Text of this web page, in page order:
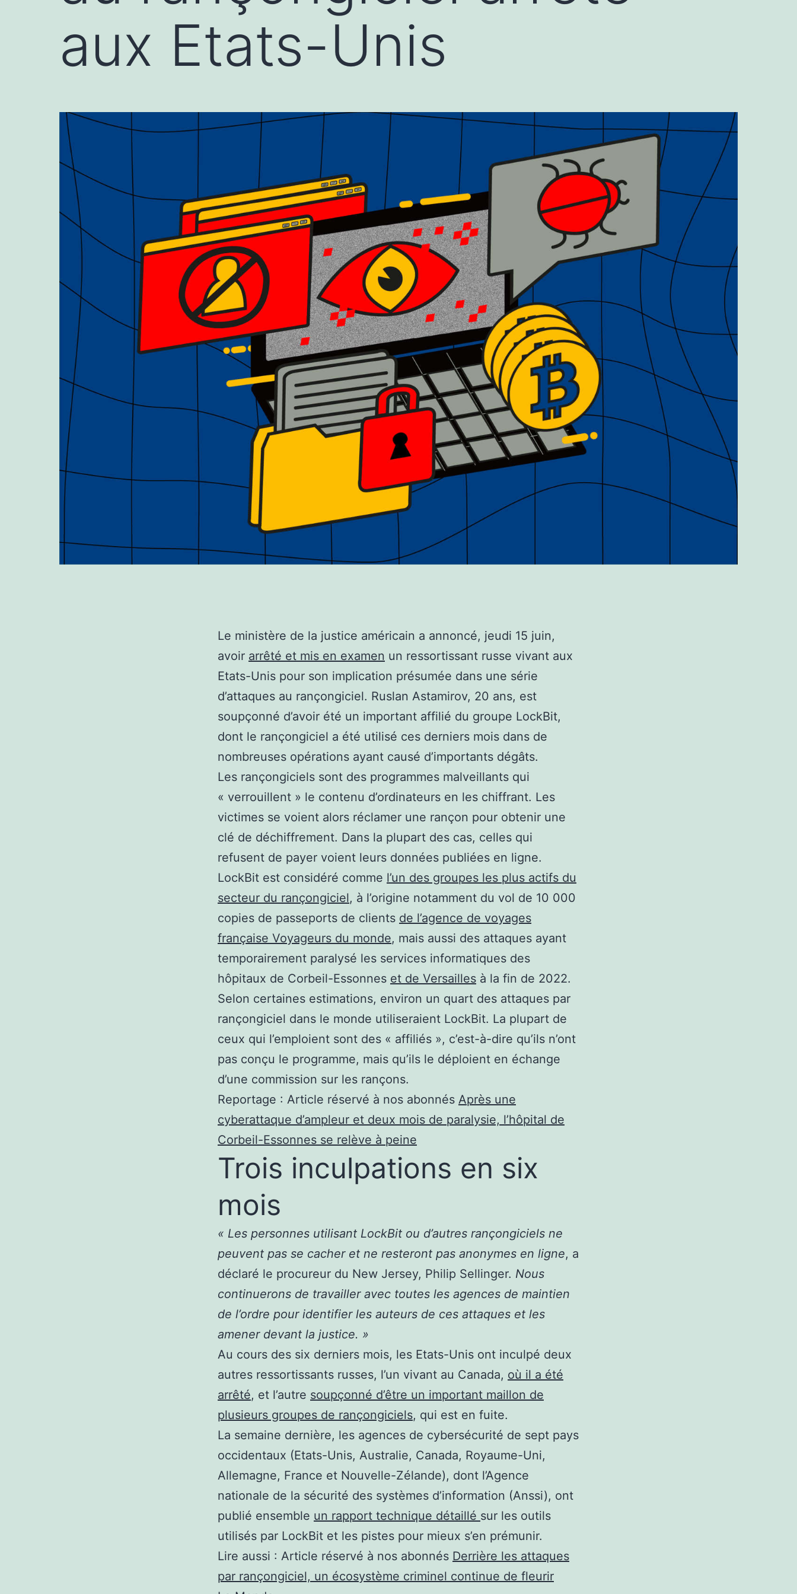
aux Etats-Unis
Le ministère de la justice américain a annoncé, jeudi 15 juin,
avoir arrêté et mis en examen un ressortissant russe vivant aux
Etats-Unis pour son implication présumée dans une série
d’attaques au rançongiciel. Ruslan Astamirov, 20 ans, est
soupçonné d’avoir été un important affilié du groupe LockBit,
dont le rançongiciel a été utilisé ces derniers mois dans de
nombreuses opérations ayant causé d’importants dégâts.
Les rançongiciels sont des programmes malveillants qui
« verrouillent » le contenu d’ordinateurs en les chiffrant. Les
victimes se voient alors réclamer une rançon pour obtenir une
clé de déchiffrement. Dans la plupart des cas, celles qui
refusent de payer voient leurs données publiées en ligne.
LockBit est considéré comme l’un des groupes les plus actifs du
secteur du rançongiciel, à l’origine notamment du vol de 10 000
copies de passeports de clients de l’agence de voyages
française Voyageurs du monde, mais aussi des attaques ayant
temporairement paralysé les services informatiques des
hôpitaux de Corbeil-Essonnes et de Versailles à la fin de 2022.
Selon certaines estimations, environ un quart des attaques par
rançongiciel dans le monde utiliseraient LockBit. La plupart de
ceux qui l’emploient sont des « affiliés », c’est-à-dire qu’ils n’ont
pas conçu le programme, mais qu’ils le déploient en échange
d’une commission sur les rançons.
Reportage : Article réservé à nos abonnés Après une
cyberattaque d’ampleur et deux mois de paralysie, l’hôpital de
Corbeil-Essonnes se relève à peine
Trois inculpations en six
mois
« Les personnes utilisant LockBit ou d’autres rançongiciels ne
peuvent pas se cacher et ne resteront pas anonymes en ligne, a
déclaré le procureur du New Jersey, Philip Sellinger. Nous
continuerons de travailler avec toutes les agences de maintien
de l’ordre pour identifier les auteurs de ces attaques et les
amener devant la justice. »
Au cours des six derniers mois, les Etats-Unis ont inculpé deux
autres ressortissants russes, l’un vivant au Canada, où il a été
arrêté, et l’autre soupçonné d’être un important maillon de
plusieurs groupes de rançongiciels, qui est en fuite.
La semaine dernière, les agences de cybersécurité de sept pays
occidentaux (Etats-Unis, Australie, Canada, Royaume-Uni,
Allemagne, France et Nouvelle-Zélande), dont l’Agence
nationale de la sécurité des systèmes d’information (Anssi), ont
publié ensemble un rapport technique détaillé sur les outils
utilisés par LockBit et les pistes pour mieux s’en prémunir.
Lire aussi : Article réservé à nos abonnés Derrière les attaques
par rançongiciel, un écosystème criminel continue de fleurir